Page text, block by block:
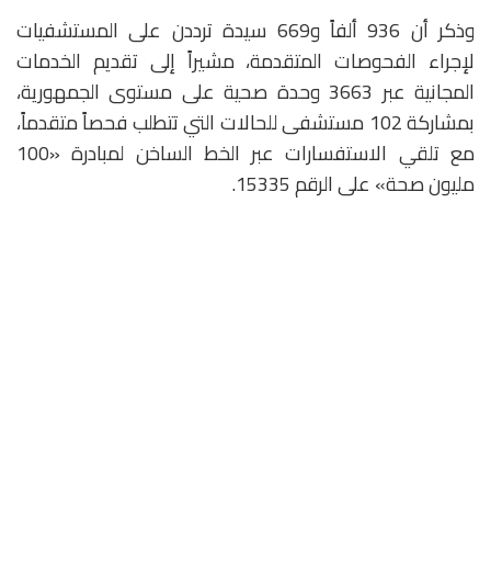
وذكر أن 936 ألفاً و669 سيدة ترددن على المستشفيات
لإجراء الفحوصات المتقدمة، مشيراً إلى تقديم الخدمات
المجانية عبر 3663 وحدة صحية على مستوى الجمهورية،
بمشاركة 102 مستشفى للحالات التي تتطلب فحصاً متقدماً،
مع تلقي الاستفسارات عبر الخط الساخن لمبادرة «100
مليون صحة» على الرقم 15335.